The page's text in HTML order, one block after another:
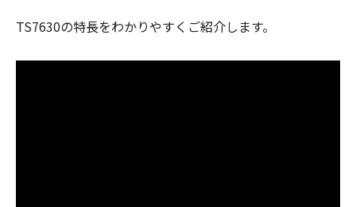
TS7630の特長をわかりやすくご紹介します。